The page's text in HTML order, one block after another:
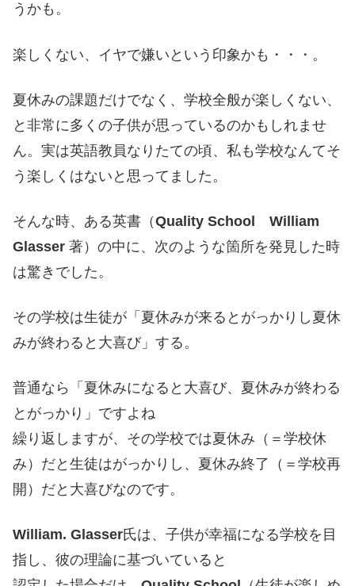
うかも。
楽しくない、イヤで嫌いという印象かも・・・。
夏休みの課題だけでなく、学校全般が楽しくない、
と非常に多くの子供が思っているのかもしれませ
ん。実は英語教員なりたての頃、私も学校なんてそ
う楽しくはないと思ってました。
そんな時、ある英書（Quality School William
Glasser 著）の中に、次のような箇所を発見した時
は驚きでした。
その学校は生徒が「夏休みが来るとがっかりし夏休
みが終わると大喜び」する。
普通なら「夏休みになると大喜び、夏休みが終わる
とがっかり」ですよね
繰り返しますが、その学校では夏休み（＝学校休
み）だと生徒はがっかりし、夏休み終了（＝学校再
開）だと大喜びなのです。
William. Glasser氏は、子供が幸福になる学校を目
指し、彼の理論に基づいていると